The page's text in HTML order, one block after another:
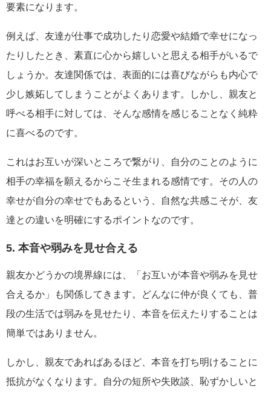
要素になります。
例えば、友達が仕事で成功したり恋愛や結婚で幸せになっ
たりしたとき、素直に心から嬉しいと思える相手がいるで
しょうか。友達関係では、表面的には喜びながらも内心で
少し嫉妬してしまうことがよくあります。しかし、親友と
呼べる相手に対しては、そんな感情を感じることなく純粋
に喜べるのです。
これはお互いが深いところで繋がり、自分のことのように
相手の幸福を願えるからこそ生まれる感情です。その人の
幸せが自分の幸せでもあるという、自然な共感こそが、友
達との違いを明確にするポイントなのです。
5. 本音や弱みを見せ合える
親友かどうかの境界線には、「お互いが本音や弱みを見せ
合えるか」も関係してきます。どんなに仲が良くても、普
段の生活では弱みを見せたり、本音を伝えたりすることは
簡単ではありません。
しかし、親友であればあるほど、本音を打ち明けることに
抵抗がなくなります。自分の短所や失敗談、恥ずかしいと